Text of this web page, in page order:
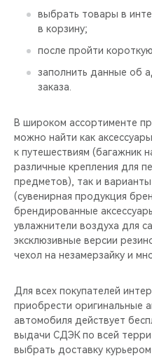
выбрать товары в
в корзину;
после пройти
заполнить данные об
заказа.
В широком ассортименте
можно найти как
к путешествиям (багажник
различные крепления для
предметов), так и
(сувенирная продукция
брендированные
увлажнители воздуха для
эксклюзивные версии
чехол на незамерзайку и
Для всех покупателей
приобрести оригинальные
автомобиля действует
выдачи СДЭК по всей
выбрать доставку